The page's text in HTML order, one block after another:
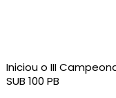
Iniciou o III
SUB 100 PB